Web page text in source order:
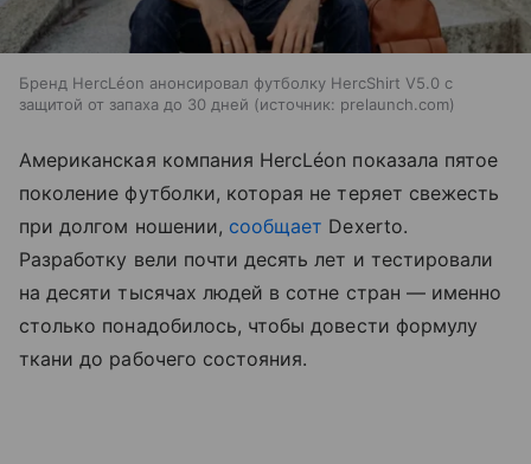
Бренд HercLéon анонсировал футболку HercShirt V5.0 с
защитой от запаха до 30 дней
источник: prelaunch.com
Американская компания HercLéon показала пятое
поколение футболки, которая не теряет свежесть
при долгом ношении, сообщает Dexerto.
Разработку вели почти десять лет и тестировали
на десяти тысячах людей в сотне стран — именно
столько понадобилось, чтобы довести формулу
ткани до рабочего состояния.